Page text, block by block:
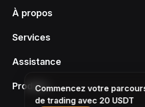
À propos
Services
Assistance
ProduitsCommencez votre
de trading avec 20 USDT